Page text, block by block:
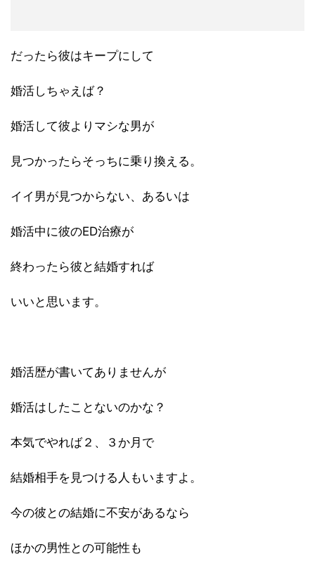
だったら彼はキープにして
婚活しちゃえば？
婚活して彼よりマシな男が
見つかったらそっちに乗り換える。
イイ男が見つからない、あるいは
婚活中に彼のED治療が
終わったら彼と結婚すれば
いいと思います。
婚活歴が書いてありませんが
婚活はしたことないのかな？
本気でやれば２、３か月で
結婚相手を見つける人もいますよ。
今の彼との結婚に不安があるなら
ほかの男性との可能性も